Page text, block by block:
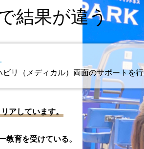
結果が違う
ビリ（メディカル）両面のサポートを
アしています。
教育を受けている。